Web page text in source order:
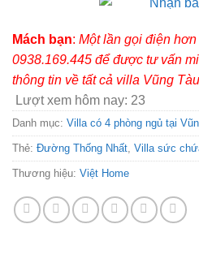
Mách bạn: Một lần gọi điện
0938.169.445 để được tư vấn
thông tin về tất cả villa Vũng
Lượt xem hôm nay: 23
Danh mục: Villa có 4 phòng ngủ tại
Thẻ: Đường Thống Nhất, Villa sức
Thương hiệu: Việt Home